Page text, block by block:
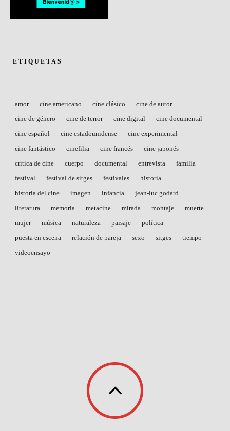
ETIQUETAS
amor cine americano cine clásico
cine de autor
cine de género
cine de terror cine digital
cine documental
cine español
cine estadounidense
cine experimental
cine fantástico
cinefilia cine francés
cine japonés
crítica de cine
cuerpo documental entrevista
familia
festival
festival de sitges festivales
historia
historia del cine
imagen infancia
jean-luc godard
literatura
memoria metacine mirada montaje
muerte
mujer
música naturaleza paisaje
política
puesta en escena
relación de pareja sexo sitges
tiempo
videoensayo